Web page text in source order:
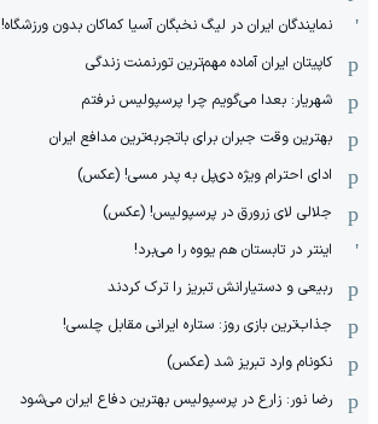
نمایندگان ایران در لیگ نخبگان آسیا کماکان بدون ورزشگاه!
کاپیتان ایران آماده مهم‌ترین تورنمنت زندگی
شهریار: بعدا می‌گویم چرا پرسپولیس نرفتم
بهترین وقت جبران برای باتجربه‌ترین مدافع ایران
ادای احترام ویژه دی‌پل به پدر مسی! (عکس)
جلالی لای زرورق در پرسپولیس! (عکس)
اینتر در تابستان هم یووه را می‌برد!
ربیعی و دستیارانش تبریز را ترک کردند
جذاب‌ترین بازی روز: ستاره ایرانی مقابل چلسی!
نکونام وارد تبریز شد (عکس)
رضا نور: زارع در پرسپولیس بهترین دفاع ایران می‌شود